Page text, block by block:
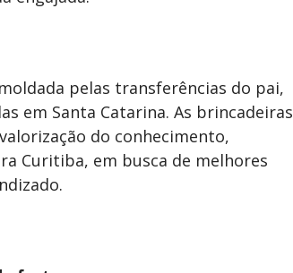
pelas transferências do pai,
em Santa Catarina. As brincadeiras
do conhecimento,
Curitiba, em busca de melhores